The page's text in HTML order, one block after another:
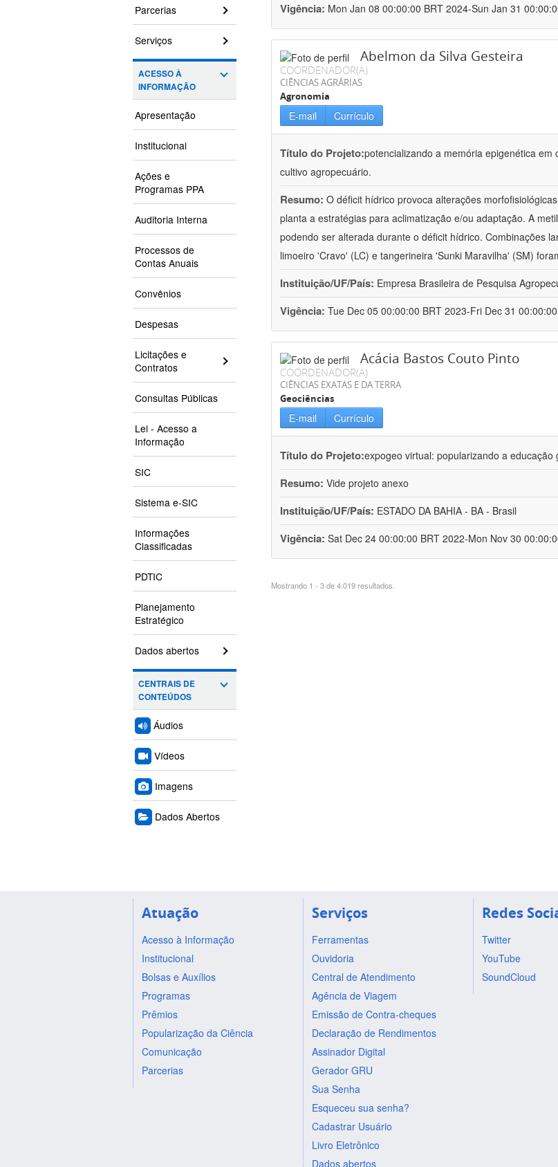
Parcerias
Serviços
ACESSO À
INFORMAÇÃO
Apresentação
Institucional
Ações e
Programas PPA
Auditoria Interna
Processos de
Contas Anuais
Convênios
Despesas
Licitações e
Contratos
Consultas Públicas
Lei - Acesso a
Informação
SIC
Sistema e-SIC
Informações
Classificadas
PDTIC
Planejamento
Estratégico
Dados abertos
CENTRAIS DE
CONTEÚDOS
Áudios
Vídeos
Imagens
Dados Abertos
Vigência: Mon Jan 08 00:00:00 BRT 2024-Sun Jan 31
Abelmon da Silva Gesteira
COORDENADOR(A)
CIÊNCIAS AGRÁRIAS
Agronomia
E-mail Currículo
Título do Projeto:potencializando a memória epigenética
cultivo agropecuário.
Resumo: O déficit hídrico provoca alterações
planta a estratégias para aclimatização e/ou adaptação. A
podendo ser alterada durante o déficit hídrico. Combinações
limoeiro 'Cravo' (LC) e tangerineira 'Sunki Maravilha' (SM)
Instituição/UF/País: Empresa Brasileira de Pesquisa
Vigência: Tue Dec 05 00:00:00 BRT 2023-Fri Dec 31
Acácia Bastos Couto Pinto
COORDENADOR(A)
CIÊNCIAS EXATAS E DA TERRA
Geociências
E-mail Currículo
Título do Projeto:expogeo virtual: popularizando a
Resumo: Vide projeto anexo
Instituição/UF/País: ESTADO DA BAHIA - BA - Brasil
Vigência: Sat Dec 24 00:00:00 BRT 2022-Mon Nov 30
Mostrando 1 - 3 de 4.019 resultados.
Atuação
Acesso à Informação
Institucional
Bolsas e Auxílios
Programas
Prêmios
Popularização da Ciência
Comunicação
Parcerias
Serviços
Ferramentas
Ouvidoria
Central de Atendimento
Agência de Viagem
Emissão de Contra-cheques
Declaração de Rendimentos
Assinador Digital
Gerador GRU
Sua Senha
Esqueceu sua senha?
Cadastrar Usuário
Livro Eletrônico
Dados abertos
Redes
Twitter
YouTube
SoundCloud